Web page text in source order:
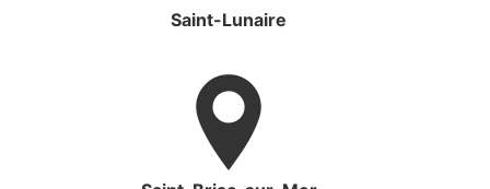
Saint-Lunaire